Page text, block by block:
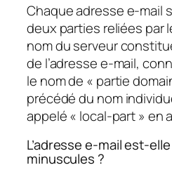
Chaque adresse e-mail
deux parties reliées par
nom du serveur
de l’adresse e-mail,
le nom de « partie
précédé du nom
appelé « local-part » en
L’adresse e-mail est-
minuscules ?